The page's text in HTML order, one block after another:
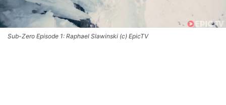
Sub-Zero Episode 1: Raphael Slawinski (c) EpicTV